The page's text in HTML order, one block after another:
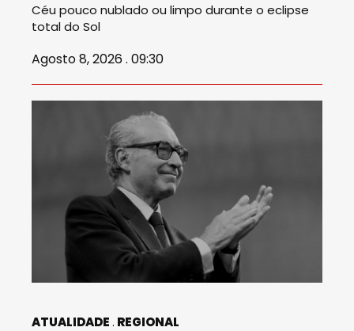
Céu pouco nublado ou limpo durante o eclipse
total do Sol
Agosto 8, 2026 . 09:30
ATUALIDADE REGIONAL